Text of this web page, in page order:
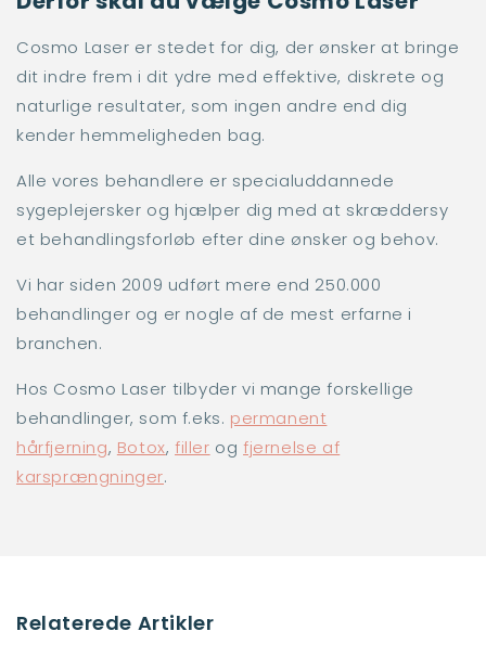
Cosmo Laser er stedet for dig, der ønsker at bringe
dit indre frem i dit ydre med effektive, diskrete og
naturlige resultater, som ingen andre end dig
kender hemmeligheden bag.
Alle vores behandlere er specialuddannede
sygeplejersker og hjælper dig med at skræddersy
et behandlingsforløb efter dine ønsker og behov.
Vi har siden 2009 udført mere end 250.000
behandlinger og er nogle af de mest erfarne i
branchen.
Hos Cosmo Laser tilbyder vi mange forskellige
behandlinger, som f.eks. permanent
hårfjerning, Botox,filler ogfjernelse af
karsprængninger.
Relaterede Artikler